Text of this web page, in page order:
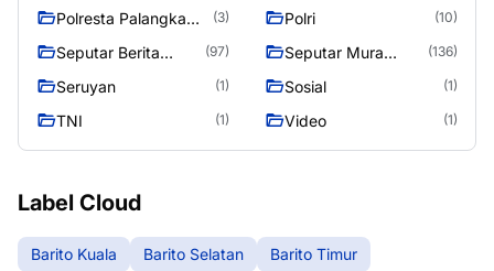
Polresta Palangka
(3) Polri (10)
Seputar Berita
(97)
Seputar Mura
(136)
Seruyan (1) Sosial (1)
TNI (1) Video (1)
Label Cloud
Barito Kuala Barito Selatan
Barito Timur